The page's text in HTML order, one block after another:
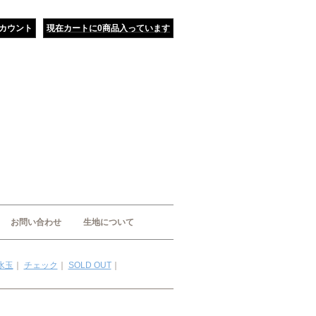
現在カートに0商品入っています
ウント
お問い合わせ 生地について
玉 チェック SOLD OUT｜